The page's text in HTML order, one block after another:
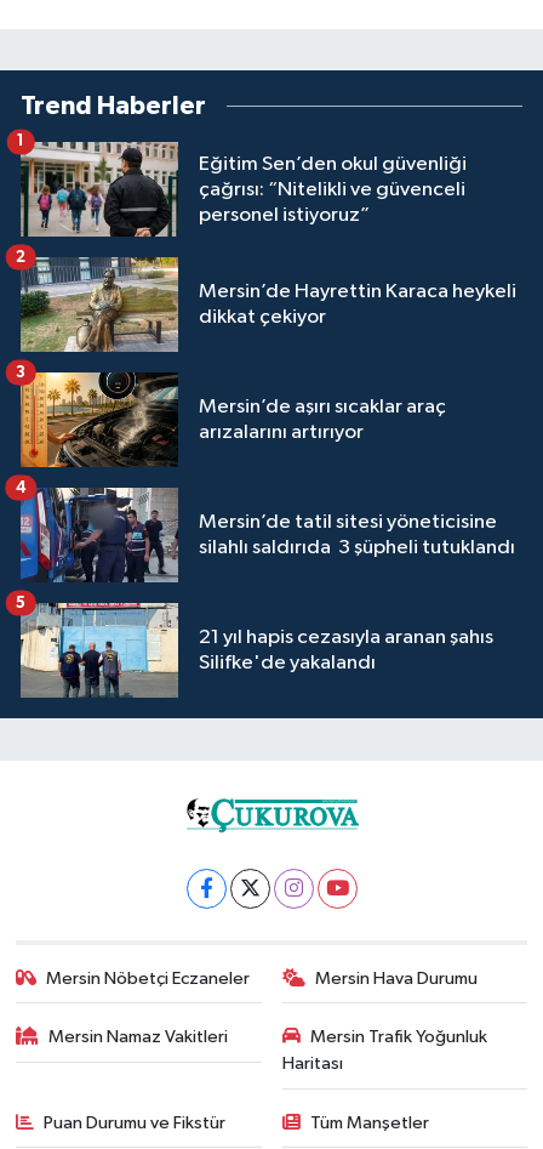
Trend Haberler
Eğitim Sen’den okul güvenliği
çağrısı: “Nitelikli ve güvenceli
personel istiyoruz”
Mersin’de Hayrettin Karaca heykeli
dikkat çekiyor
2
Mersin’de aşırı sıcaklar araç
arızalarını artırıyor
3
Mersin’de tatil sitesi yöneticisine
silahlı saldırıda 3 şüpheli tutuklandı
4
21 yıl hapis cezasıyla aranan şahıs
Silifke'de yakalandı
5
Mersin Nöbetçi Eczaneler Mersin Hava Durumu
Mersin Namaz Vakitleri
Mersin Trafik Yoğunluk
Haritası
Puan Durumu ve Fikstür Tüm Manşetler